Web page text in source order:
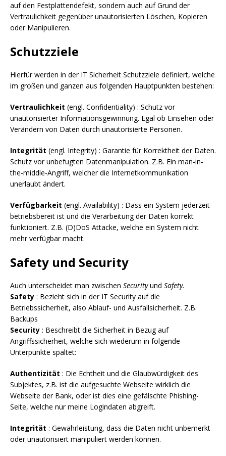
auf den Festplattendefekt, sondern auch auf Grund der
Vertraulichkeit gegenüber unautorisierten Löschen, Kopieren
oder Manipulieren.
Schutzziele
Hierfür werden in der IT Sicherheit Schutzziele definiert, welche
im großen und ganzen aus folgenden Hauptpunkten bestehen:
Vertraulichkeit (engl. Confidentiality) : Schutz vor
unautorisierter Informationsgewinnung. Egal ob Einsehen oder
Verändern von Daten durch unautorisierte Personen.
Integrität (engl. Integrity) : Garantie für Korrektheit der Daten.
Schutz vor unbefugten Datenmanipulation. Z.B. Ein man-in-
the-middle-Angriff, welcher die Internetkommunikation
unerlaubt ändert.
Verfügbarkeit (engl. Availability) : Dass ein System jederzeit
betriebsbereit ist und die Verarbeitung der Daten korrekt
funktioniert. Z.B. (D)DoS Attacke, welche ein System nicht
mehr verfügbar macht.
Safety und Security
Auch unterscheidet man zwischen Securityund Safety.
Safety : Bezieht sich in der IT Security auf die
Betriebssicherheit, also Ablauf- und Ausfallsicherheit. Z.B.
Backups
Security : Beschreibt die Sicherheit in Bezug auf
Angriffssicherheit, welche sich wiederum in folgende
Unterpunkte spaltet:
Authentizität : Die Echtheit und die Glaubwürdigkeit des
Subjektes, z.B. ist die aufgesuchte Webseite wirklich die
Webseite der Bank, oder ist dies eine gefälschte Phishing-
Seite, welche nur meine Logindaten abgreift.
Integrität : Gewährleistung, dass die Daten nicht unbemerkt
oder unautorisiert manipuliert werden können.